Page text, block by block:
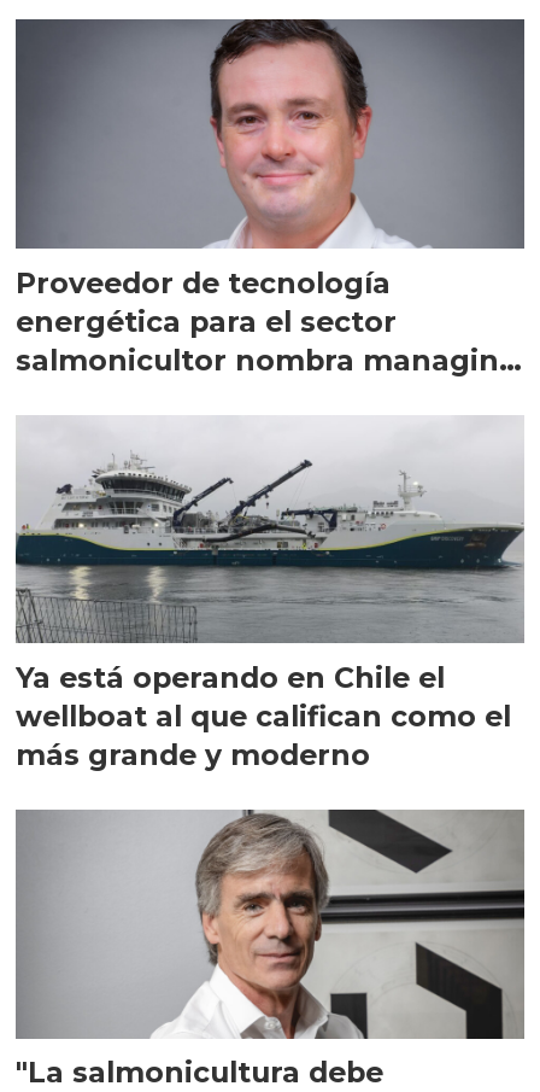
Proveedor de tecnología
energética para el sector
salmonicultor nombra managing
Ya está operando en Chile el
wellboat al que califican como el
más grande y moderno
"La salmonicultura debe